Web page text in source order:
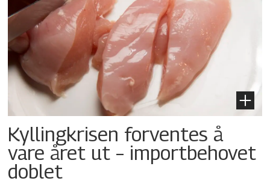
Kyllingkrisen forventes å
vare året ut – importbehovet
doblet